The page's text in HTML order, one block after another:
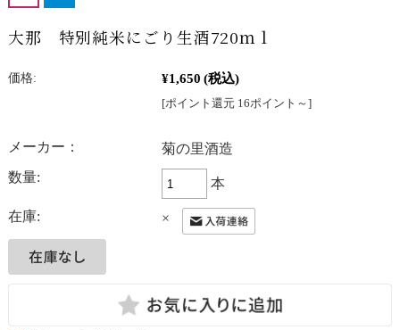
大那 特別純米にごり生酒720ｍｌ
価格: ¥1,650 (税込)
[ポイント還元 16ポイント～]
メーカー：
菊の里酒造
数量:
本
在庫: ×